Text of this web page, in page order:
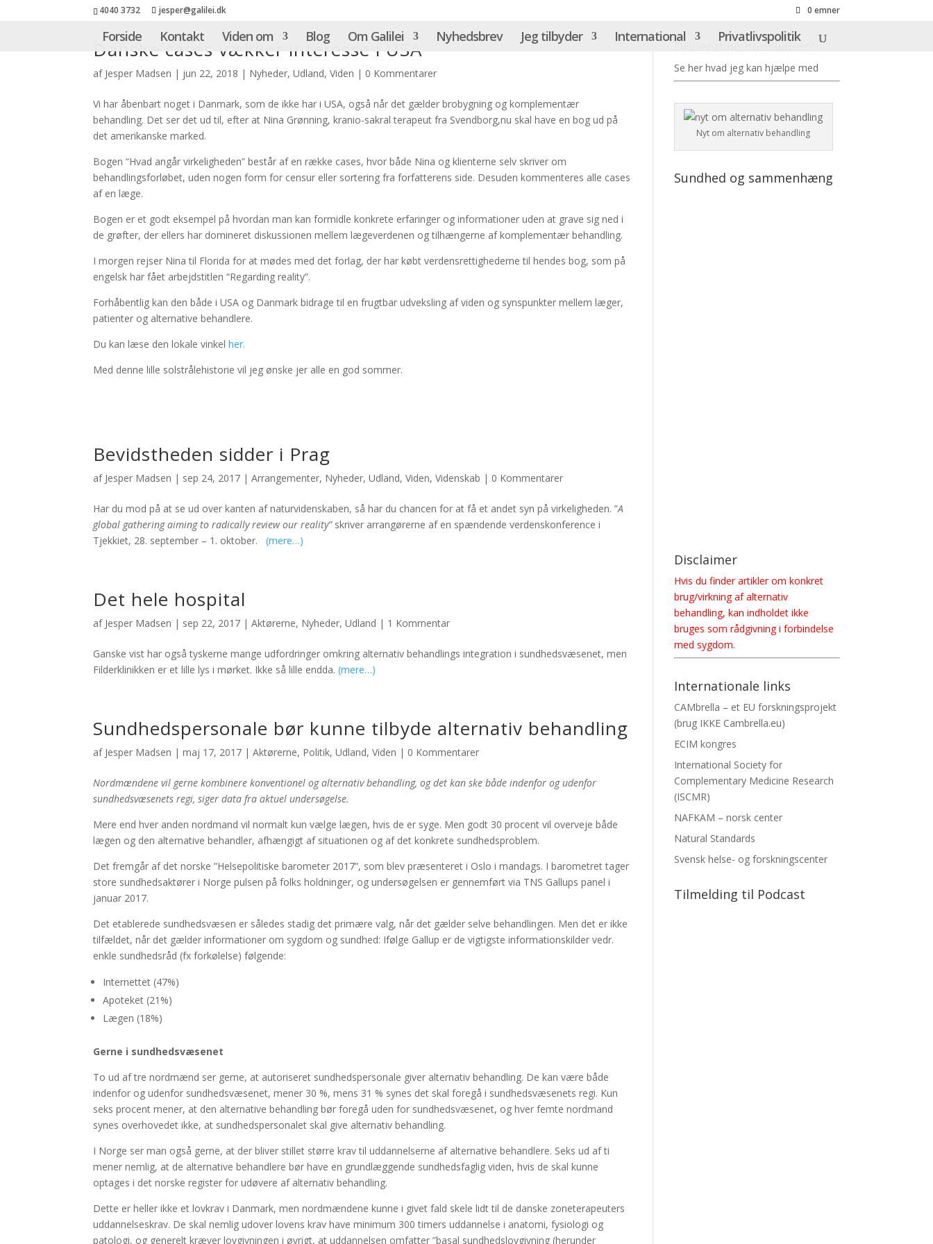
4040 3732 jesper@galilei.dk 0 emner
Forside Kontakt Viden om Blog Om Galilei Nyhedsbrev Jeg tilbyder International Privatlivspolitik
Danske cases vækker interesse i USA
af Jesper Madsen | jun 22, 2018 | Nyheder,Udland,Viden | 0 Kommentarer
Vi har åbenbart noget i Danmark, som de ikke har i USA, også når det gælder brobygning og komplementær
behandling. Det ser det ud til, efter at Nina Grønning, kranio-sakral terapeut fra Svendborg,nu skal have en bog ud på
det amerikanske marked.
Bogen “Hvad angår virkeligheden” består af en række cases, hvor både Nina og klienterne selv skriver om
behandlingsforløbet, uden nogen form for censur eller sortering fra forfatterens side. Desuden kommenteres alle cases
af en læge.
Bogen er et godt eksempel på hvordan man kan formidle konkrete erfaringer og informationer uden at grave sig ned i
de grøfter, der ellers har domineret diskussionen mellem lægeverdenen og tilhængerne af komplementær behandling.
I morgen rejser Nina til Florida for at mødes med det forlag, der har købt verdensrettighederne til hendes bog, som på
engelsk har fået arbejdstitlen “Regarding reality”.
Forhåbentlig kan den både i USA og Danmark bidrage til en frugtbar udveksling af viden og synspunkter mellem læger,
patienter og alternative behandlere.
Du kan læse den lokale vinkelher.
Med denne lille solstrålehistorie vil jeg ønske jer alle en god sommer.
Bevidstheden sidder i Prag
af Jesper Madsen | sep 24, 2017 |Arrangementer, Nyheder,Udland,Viden,Videnskab | 0 Kommentarer
Har du mod på at se ud over kanten af naturvidenskaben, så har du chancen for at få et andet syn på virkeligheden. ”A
global gathering aiming to radically review our reality” skriver arrangørerne af en spændende verdenskonference i
Tjekkiet, 28. september – 1. oktober.(mere…)
Det hele hospital
af Jesper Madsen | sep 22, 2017 |Aktørerne, Nyheder,Udland | 1 Kommentar
Ganske vist har også tyskerne mange udfordringer omkring alternativ behandlings integration i sundhedsvæsenet, men
Filderklinikken er et lille lys i mørket. Ikke så lille endda.(mere…)
Sundhedspersonale bør kunne tilbyde alternativ behandling
af Jesper Madsen |maj 17, 2017 |Aktørerne, Politik,Udland,Viden | 0 Kommentarer
Nordmændene vil gerne kombinere konventionel og alternativ behandling, og det kan ske både indenfor og udenfor
sundhedsvæsenets regi, siger data fra aktuel undersøgelse.
Mere end hver anden nordmand vil normalt kun vælge lægen, hvis de er syge. Men godt 30 procent vil overveje både
lægen og den alternative behandler, afhængigt af situationen og af det konkrete sundhedsproblem.
Det fremgår af det norske ”Helsepolitiske barometer 2017”, som blev præsenteret i Oslo i mandags. I barometret tager
store sundhedsaktører i Norge pulsen på folks holdninger, og undersøgelsen er gennemført via TNS Gallups panel i
januar 2017.
Det etablerede sundhedsvæsen er således stadig det primære valg, når det gælder selve behandlingen. Men det er ikke
tilfældet, når det gælder informationer om sygdom og sundhed: Ifølge Gallup er de vigtigste informationskilder vedr.
enkle sundhedsråd (fx forkølelse) følgende:
Internettet (47%)
Apoteket (21%)
Lægen (18%)
Gerne i sundhedsvæsenet
To ud af tre nordmænd ser gerne, at autoriseret sundhedspersonale giver alternativ behandling. De kan være både
indenfor og udenfor sundhedsvæsenet, mener 30 %, mens 31 % synes det skal foregå i sundhedsvæsenets regi. Kun
seks procent mener, at den alternative behandling bør foregå uden for sundhedsvæsenet, og hver femte nordmand
synes overhovedet ikke, at sundhedspersonalet skal give alternativ behandling.
I Norge ser man også gerne, at der bliver stillet større krav til uddannelserne af alternative behandlere. Seks ud af ti
mener nemlig, at de alternative behandlere bør have en grundlæggende sundhedsfaglig viden, hvis de skal kunne
optages i det norske register for udøvere af alternativ behandling.
Dette er heller ikke et lovkrav i Danmark, men nordmændene kunne i givet fald skele lidt til de danske zoneterapeuters
uddannelseskrav. De skal nemlig udover lovens krav have minimum 300 timers uddannelse i anatomi, fysiologi og
patologi, og generelt kræver lovgivningen i øvrigt, at uddannelsen omfatter ”basal sundhedslovgivning (herunder
Driller dine budskaber?
Se her hvad jeg kan hjælpe med
Nyt om alternativ behandling
Sundhed og sammenhæng
Disclaimer
Hvis du finder artikler om konkret
brug/virkning af alternativ
behandling, kan indholdet ikke
bruges som rådgivning i forbindelse
med sygdom.
Internationale links
CAMbrella – et EU forskningsprojekt
(brug IKKE Cambrella.eu)
ECIM kongres
International Society for
Complementary Medicine Research
(ISCMR)
NAFKAM – norsk center
Natural Standards
Svensk helse- og forskningscenter
Tilmelding til Podcast